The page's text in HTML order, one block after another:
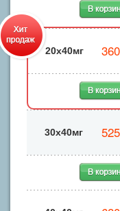
20x40мг
30x40мг